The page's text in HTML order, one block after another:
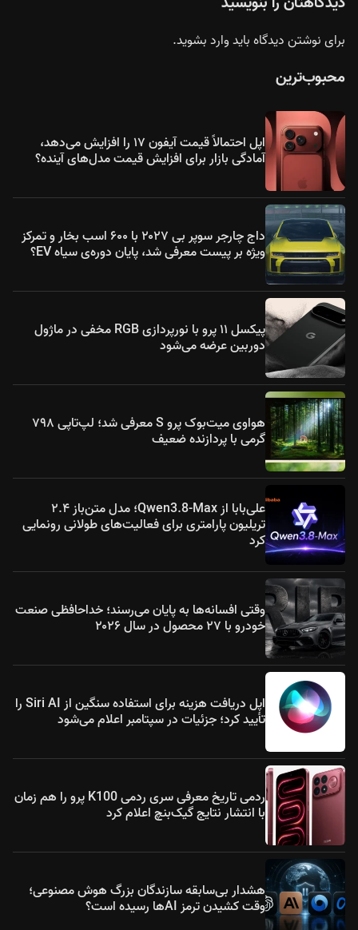
برای نوشتن دیدگاه بایدوارد بشوید.
محبوب‌ترین
اپل احتمالاً قیمت آیفون ۱۷ را افزایش می‌دهد،
آمادگی بازار برای افزایش قیمت مدل‌های آینده؟
داج چارجر سوپر بی ۲۰۲۷ با ۶۰۰ اسب بخار و تمرکز
ویژه بر پیست معرفی شد، پایان دوره‌ی سیاه EV؟
پیکسل ۱۱ پرو با نورپردازی RGB مخفی در ماژول
دوربین عرضه می‌شود
هواوی میت‌بوک پرو S معرفی شد؛ لپ‌تاپی ۷۹۸
گرمی با پردازنده ضعیف
علی‌بابا از Qwen3.8-Max؛ مدل متن‌باز ۲.۴
تریلیون پارامتری برای فعالیت‌های طولانی رونمایی
کرد
وقتی افسانه‌ها به پایان می‌رسند؛ خداحافظی صنعت
خودرو با ۲۷ محصول در سال ۲۰۲۶
اپل دریافت هزینه برای استفاده سنگین از Siri AI را
تأیید کرد؛ جزئیات در سپتامبر اعلام می‌شود
ردمی تاریخ معرفی سری ردمی K100 پرو را هم زمان
با انتشار نتایج گیک‌بنچ اعلام کرد
هشدار بی‌سابقه سازندگان بزرگ هوش مصنوعی؛
وقت کشیدن ترمز AIها رسیده است؟